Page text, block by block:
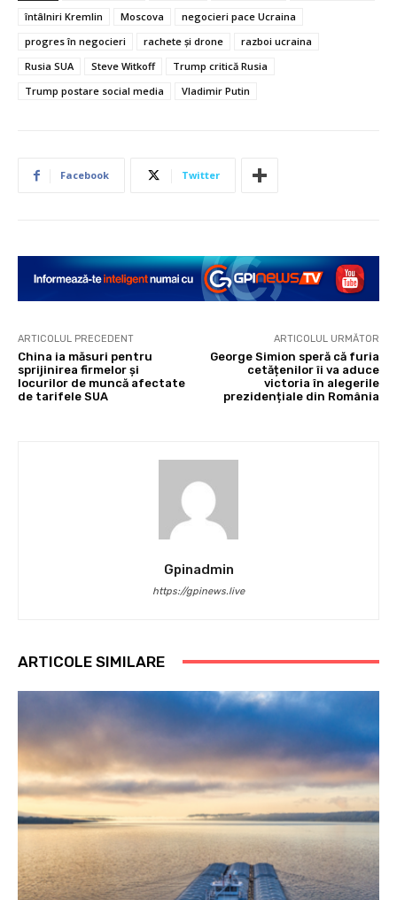
întâlniri Kremlin
Moscova
negocieri pace Ucraina
progres în negocieri
rachete și drone
razboi ucraina
Rusia SUA
Steve Witkoff
Trump critică Rusia
Trump postare social media
Vladimir Putin
Facebook Twitter
ARTICOLUL PRECEDENT
China ia măsuri pentru
sprijinirea firmelor și
locurilor de muncă afectate
de tarifele SUA
ARTICOLUL URMĂTOR
George Simion speră că furia
cetățenilor îi va aduce
victoria în alegerile
prezidențiale din România
Gpinadmin
https://gpinews.live
ARTICOLE SIMILARE